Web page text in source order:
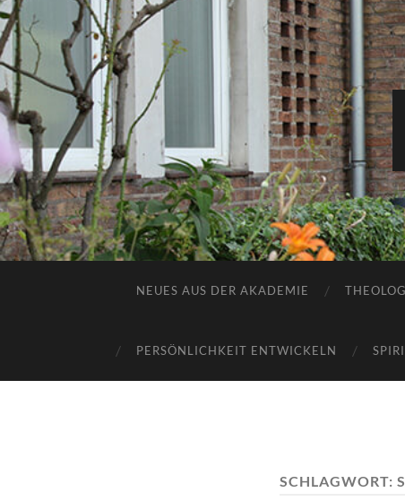
NEUES AUS DER AKADEMIE
PERSÖNLICHKEIT ENTWICKELN
SCHLAGWORT: